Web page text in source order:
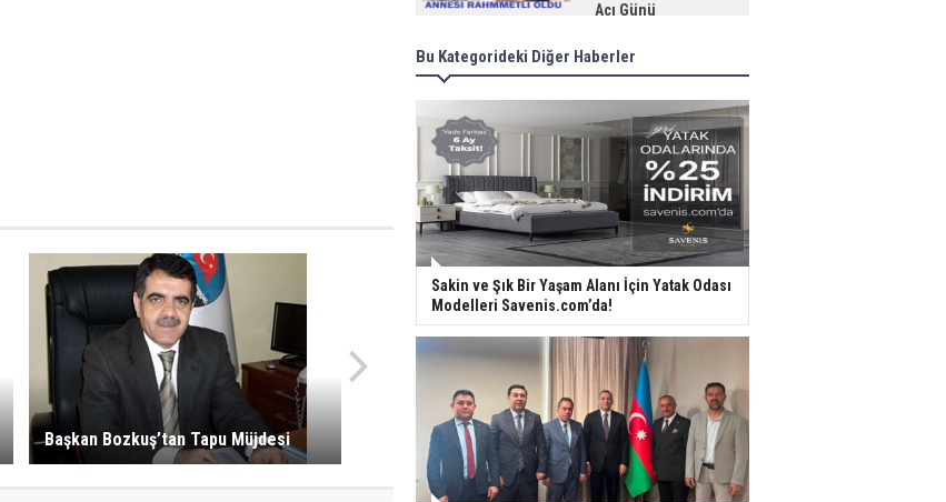
Başkan Bozkuş’tan Tapu Müjdesi
Acı Günü
Bu Kategorideki Diğer Haberler
Sakin ve Şık Bir Yaşam Alanı İçin Yatak Odası
Modelleri Savenis.com’da!